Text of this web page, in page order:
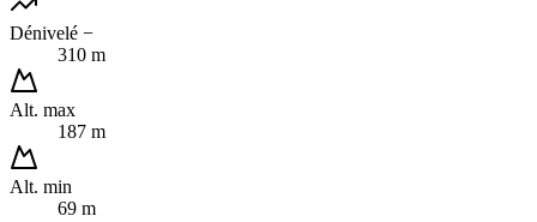
Dénivelé −
310 m
Alt. max
187 m
Alt. min
69 m